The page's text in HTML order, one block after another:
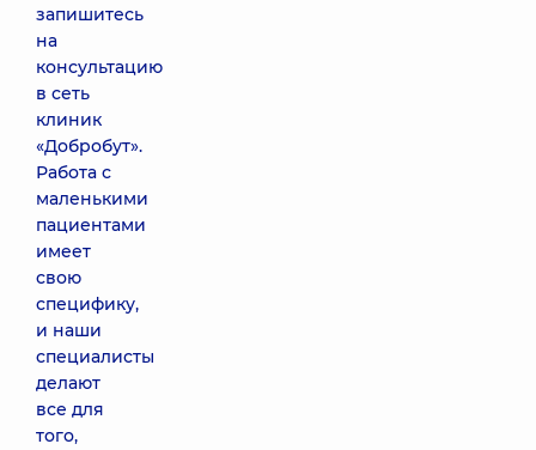
запишитесь
на
консультацию
в сеть
клиник
«Добробут».
Работа с
маленькими
пациентами
имеет
свою
специфику,
и наши
специалисты
делают
все для
того,